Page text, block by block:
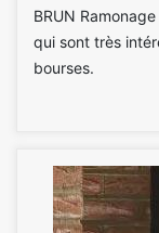
BRUN
qui sont très
bourses.